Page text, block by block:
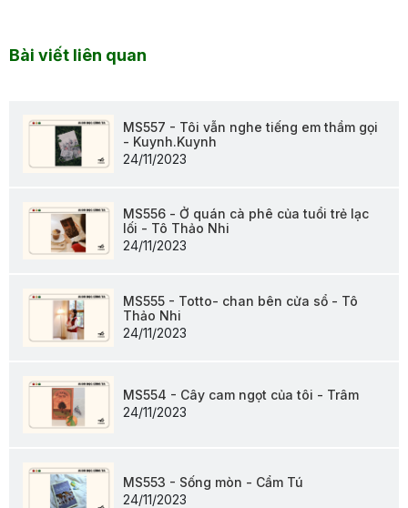
Bài viết liên quan
MS557 - Tôi vẫn nghe tiếng em thầm gọi
- Kuynh.Kuynh
24/11/2023
MS556 - Ở quán cà phê của tuổi trẻ lạc
lối - Tô Thảo Nhi
24/11/2023
MS555 - Totto- chan bên cửa sổ - Tô
Thảo Nhi
24/11/2023
MS554 - Cây cam ngọt của tôi - Trâm
24/11/2023
MS553 - Sống mòn - Cẩm Tú
24/11/2023